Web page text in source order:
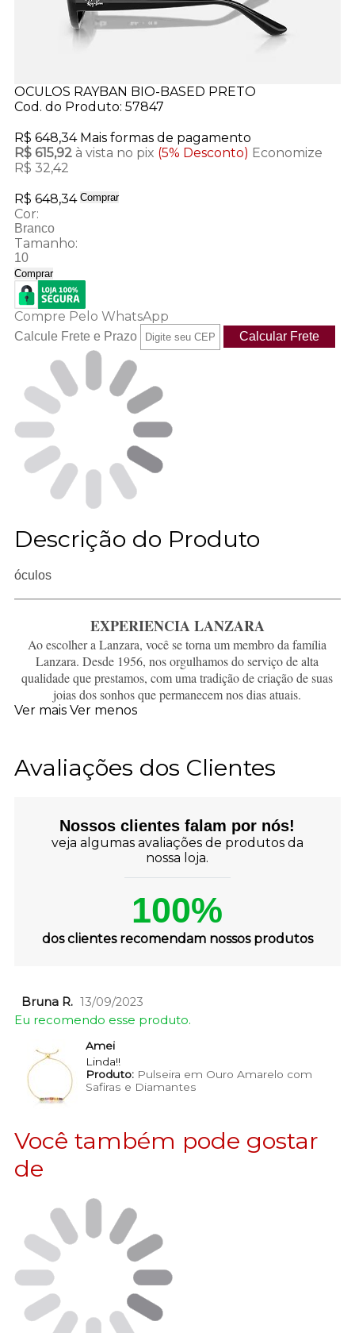
OCULOS RAYBAN BIO-BASED PRETO
Cod. do Produto: 57847
R$ 648,34 Mais formas de pagamento
R$ 615,92 à vista no pix (5% Desconto) Economize
R$ 32,42
R$ 648,34 Comprar
Cor:
Branco
Tamanho:
10
Comprar
Compre Pelo WhatsApp
Calcule Frete e Prazo
Descrição do Produto
óculos
EXPERIENCIA LANZARA
Ao escolher a Lanzara, você se torna um membro da família
Lanzara. Desde 1956, nos orgulhamos do serviço de alta
qualidade que prestamos, com uma tradição de criação de suas
joias dos sonhos que permanecem nos dias atuais.
Ver mais Ver menos
Avaliações dos Clientes
Nossos clientes falam por nós!
veja algumas avaliações de produtos da
nossa loja.
100%
dos clientes recomendam nossos produtos
Bruna R. 13/09/2023
Eu recomendo esse produto.
Amei
Linda!!
Produto:Pulseira em Ouro Amarelo com
Safiras e Diamantes
Você também pode gostar
de